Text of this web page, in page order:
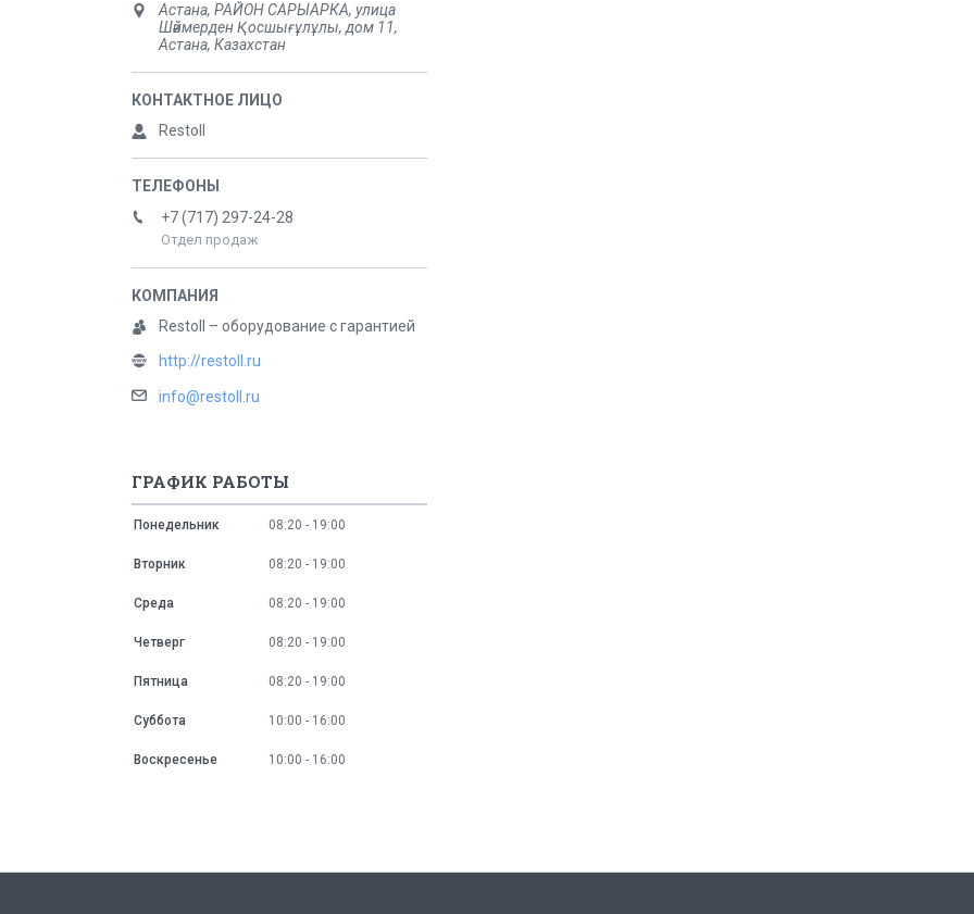
Астана, РАЙОН САРЫАРКА, улица
Шәймерден Қосшығұлұлы, дом 11,
Астана, Казахстан
Restoll
+7 (717) 297-24-28
Отдел продаж
Restoll – оборудование с гарантией
http://restoll.ru
info@restoll.ru
ГРАФИК РАБОТЫ
Понедельник 08:20 19:00
Вторник 08:20 19:00
Среда 08:20 19:00
Четверг 08:20 19:00
Пятница 08:20 19:00
Суббота 10:00 16:00
Воскресенье 10:00 16:00